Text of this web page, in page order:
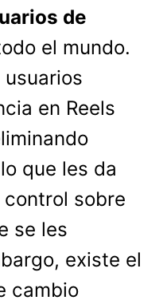
de
el mundo.
en Reels
que les da
sobre
se les
existe el
cambio